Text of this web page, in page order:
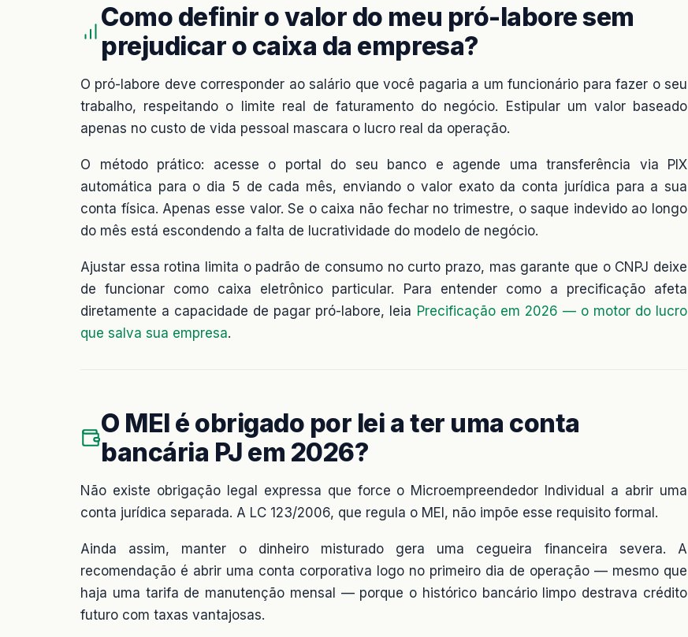
Como definir o valor do meu pró-labore sem
prejudicar o caixa da empresa?
O pró-labore deve corresponder ao salário que você pagaria a um funcionário para fazer o seu
trabalho, respeitando o limite real de faturamento do negócio. Estipular um valor baseado
apenas no custo de vida pessoal mascara o lucro real da operação.
O método prático: acesse o portal do seu banco e agende uma transferência via PIX
automática para o dia 5 de cada mês, enviando o valor exato da conta jurídica para a sua
conta física. Apenas esse valor. Se o caixa não fechar no trimestre, o saque indevido ao longo
do mês está escondendo a falta de lucratividade do modelo de negócio.
Ajustar essa rotina limita o padrão de consumo no curto prazo, mas garante que o CNPJ deixe
de funcionar como caixa eletrônico particular. Para entender como a precificação afeta
diretamente a capacidade de pagar pró-labore, leia Precificação em 2026 — o motor do lucro
que salva sua empresa.
O MEI é obrigado por lei a ter uma conta
bancária PJ em 2026?
Não existe obrigação legal expressa que force o Microempreendedor Individual a abrir uma
conta jurídica separada. A LC 123/2006, que regula o MEI, não impõe esse requisito formal.
Ainda assim, manter o dinheiro misturado gera uma cegueira financeira severa. A
recomendação é abrir uma conta corporativa logo no primeiro dia de operação — mesmo que
haja uma tarifa de manutenção mensal — porque o histórico bancário limpo destrava crédito
futuro com taxas vantajosas.